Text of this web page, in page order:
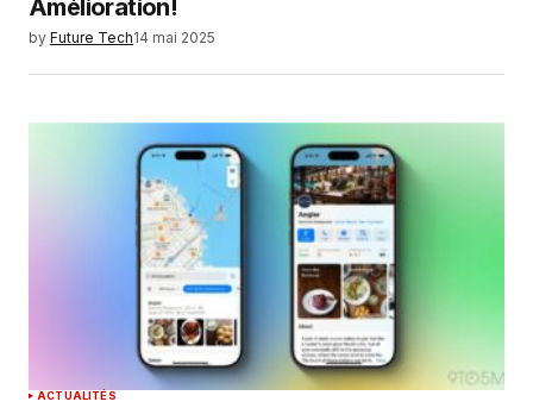
Amélioration!
by Future Tech14 mai 2025
ACTUALITÉS